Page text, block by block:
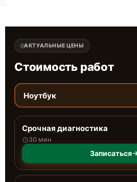
АКТУАЛЬНЫЕ ЦЕНЫ
Стоимость работ
Ноутбук
Срочная диагностика
30 мин
Записаться